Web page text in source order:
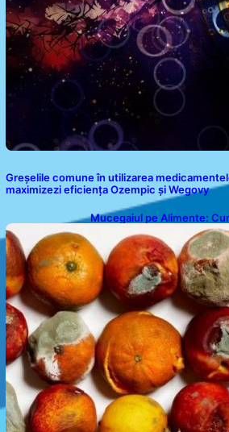
Greșelile comune în utilizarea
maximizezi eficiența Ozempic și Wegovy
Mucegaiul pe Alimente: